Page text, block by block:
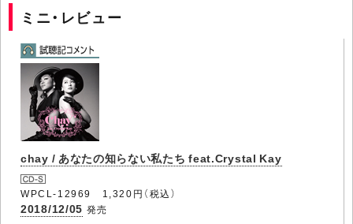
ミニ・レビュー
chay / あなたの知らない私たち feat.Crystal Kay
WPCL-12969 1,320円（税込）
2018/12/05 発売